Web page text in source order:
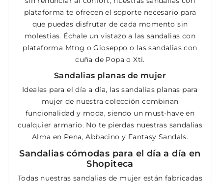
plataforma te ofrecen el soporte necesario para
que puedas disfrutar de cada momento sin
molestias. Échale un vistazo a las sandalias con
plataforma Mtng o Gioseppo o las sandalias con
cuña de Popa o Xti.
Sandalias planas de mujer
Ideales para el día a día, las sandalias planas para
mujer de nuestra colección combinan
funcionalidad y moda, siendo un must-have en
cualquier armario. No te pierdas nuestras sandalias
Alma en Pena, Abbacino y Fantasy Sandals.
Sandalias cómodas para el día a día en
Shopiteca
Todas nuestras sandalias de mujer están fabricadas